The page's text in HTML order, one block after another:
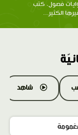
فصول، كتب
الكثير...
شاهد